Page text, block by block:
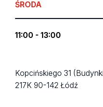
ŚRODA
11:00 - 13:00
Kopcińskiego 31
217K90-142 Łódź